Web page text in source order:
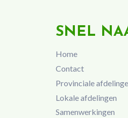
SNEL
Home
Contact
Provinciale
Lokale afdelingen
Samenwerkingen